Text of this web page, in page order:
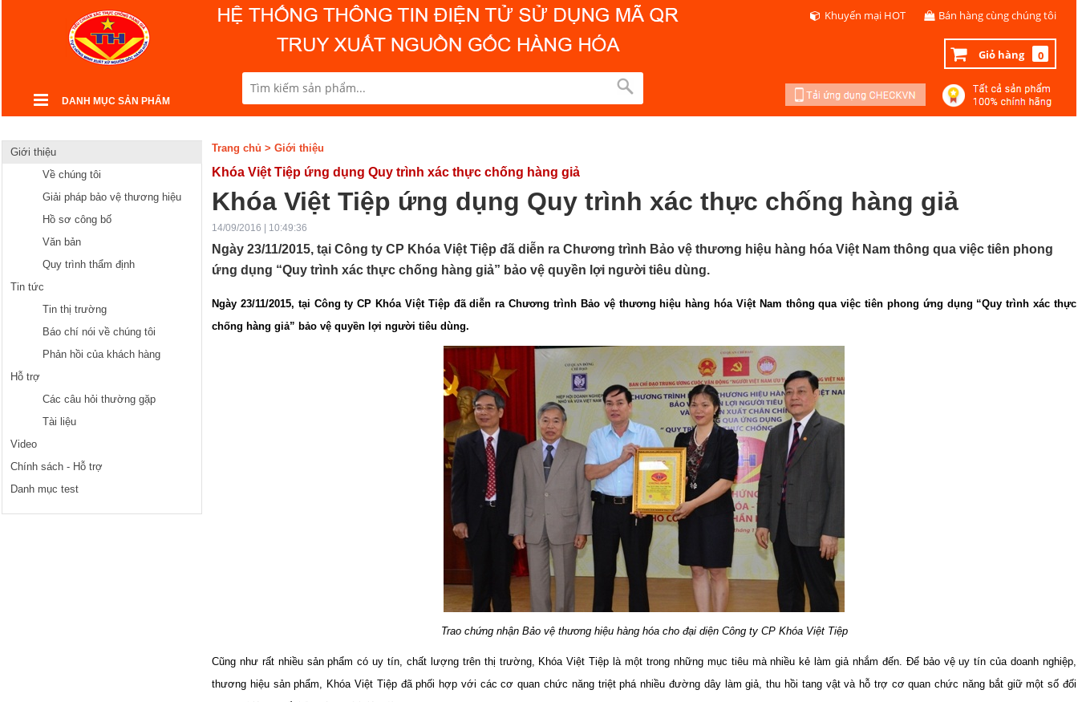
DANH MỤC SẢN PHẨM
Khuyến mại HOT Bán hàng cùng chúng tôi
Giỏ hàng 0
Giới thiệu
Về chúng tôi
Giải pháp bảo vệ thương hiệu
Hồ sơ công bố
Văn bản
Quy trình thẩm định
Tin tức
Tin thị trường
Báo chí nói về chúng tôi
Phản hồi của khách hàng
Hỗ trợ
Các câu hỏi thường gặp
Tài liệu
Video
Chính sách - Hỗ trợ
Danh mục test
Trang chủ > Giới thiệu
Khóa Việt Tiệp ứng dụng Quy trình xác thực chống hàng giả
Khóa Việt Tiệp ứng dụng Quy trình xác thực chống hàng giả
14/09/2016 | 10:49:36
Ngày 23/11/2015, tại Công ty CP Khóa Việt Tiệp đã diễn ra Chương trình Bảo vệ thương hiệu hàng hóa Việt Nam thông qua việc tiên phong
ứng dụng “Quy trình xác thực chống hàng giả” bảo vệ quyền lợi người tiêu dùng.
Ngày 23/11/2015, tại Công ty CP Khóa Việt Tiệp đã diễn ra Chương trình Bảo vệ thương hiệu hàng hóa Việt Nam thông qua việc tiên phong ứng dụng “Quy trình xác thực
chống hàng giả” bảo vệ quyền lợi người tiêu dùng.
Trao chứng nhận Bảo vệ thương hiệu hàng hóa cho đại diện Công ty CP Khóa Việt Tiệp
Cũng như rất nhiều sản phẩm có uy tín, chất lượng trên thị trường, Khóa Việt Tiệp là một trong những mục tiêu mà nhiều kẻ làm giả nhắm đến. Để bảo vệ uy tín của doanh nghiệp,
thương hiệu sản phẩm, Khóa Việt Tiệp đã phối hợp với các cơ quan chức năng triệt phá nhiều đường dây làm giả, thu hồi tang vật và hỗ trợ cơ quan chức năng bắt giữ một số đối